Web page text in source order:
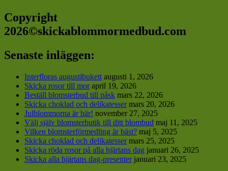
Copyright
2026©skickablommormedbud.com
Senaste inläggen:
Interfloras augustibukett augusti 1, 2026
Skicka rosor till mor april 19, 2026
Beställ blomsterbud till påsk mars 22, 2026
Skicka choklad och delikatesser mars 20, 2026
Julblommorna är här! november 27, 2025
Välj själv blomsterbutik till ditt blombud maj 11, 2025
Vilken blomsterförmedling är bäst? maj 5, 2025
Skicka choklad och delikatesser mars 25, 2025
Skicka röda rosor på alla hjärtans dag januari 26, 2025
Skicka alla hjärtans dag-presenter januari 23, 2025